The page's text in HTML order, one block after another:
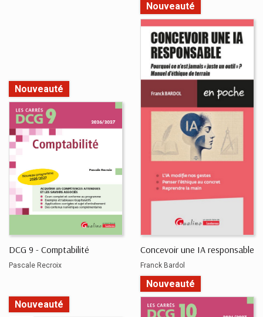
DCG 9 - Comptabilité
Pascale Recroix
Nouveauté
Concevoir une IA responsable
Franck Bardol
Nouveauté
Nouveauté
Nouveauté